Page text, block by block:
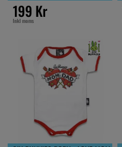
199 Kr
Inkl moms